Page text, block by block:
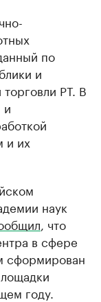
по
и
РТ. В
и
и их
наук
, что
в сфере
сформирован
году.